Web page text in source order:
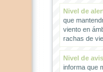
Nivel de
que
viento en
rachas de
Nivel de
informa que